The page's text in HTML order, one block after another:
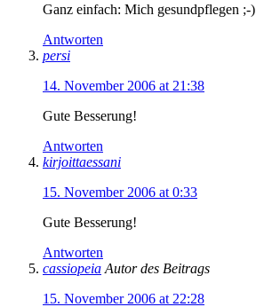
Ganz einfach: Mich gesundpflegen ;-)
Antworten
persi
14. November 2006 at 21:38
Gute Besserung!
Antworten
kirjoittaessani
15. November 2006 at 0:33
Gute Besserung!
Antworten
cassiopeia Autor des Beitrags
15. November 2006 at 22:28